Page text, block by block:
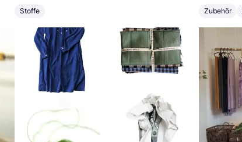
Stoffe Zubehör